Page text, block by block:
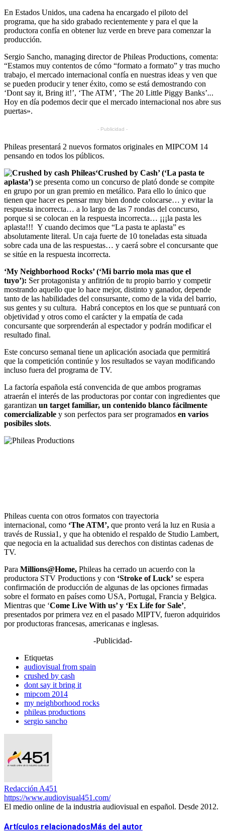
En Estados Unidos, una cadena ha encargado el piloto del
programa, que ha sido grabado recientemente y para el que la
productora confía en obtener luz verde en breve para comenzar la
producción.
Sergio Sancho, managing director de Phileas Productions, comenta:
“Estamos muy contentos de cómo “formato a formato” y tras mucho
trabajo, el mercado internacional confía en nuestras ideas y ven que
se pueden producir y tener éxito, como se está demostrando con
‘Dont say it, Bring it!’, ‘The ATM’, ‘The 20 Little Piggy Banks’...
Hoy en día podemos decir que el mercado internacional nos abre sus
puertas».
- Publicidad -
Phileas presentará 2 nuevos formatos originales en MIPCOM 14
pensando en todos los públicos.
‘Crushed by Cash’ (‘La pasta te
aplasta’) se presenta como un concurso de plató donde se compite
en grupo por un gran premio en metálico. Para ello lo único que
tienen que hacer es pensar muy bien donde colocarse… y evitar la
respuesta incorrecta… a lo largo de las 7 rondas del concurso,
porque si se colocan en la respuesta incorrecta… ¡¡¡la pasta les
aplasta!!! Y cuando decimos que “La pasta te aplasta” es
absolutamente literal. Un caja fuerte de 10 toneladas esta situada
sobre cada una de las respuestas… y caerá sobre el concursante que
se sitúe en la respuesta incorrecta.
‘My Neighborhood Rocks’ (‘Mi barrio mola mas que el
tuyo’): Ser protagonista y anfitrión de tu propio barrio y competir
mostrando aquello que lo hace mejor, distinto y ganador, depende
tanto de las habilidades del consursante, como de la vida del barrio,
sus gentes y su cultura. Habrá conceptos en los que se puntuará con
objetividad y otros como el carácter y la empatía de cada
concursante que sorprenderán al espectador y podrán modificar el
resultado final.
Este concurso semanal tiene un aplicación asociada que permitirá
que la competición continúe y los resultados se vayan modificando
incluso fuera del programa de TV.
La factoría española está convencida de que ambos programas
atraerán el interés de las productoras por contar con ingredientes que
garantizan un target familiar, un contenido blanco fácilmente
comercializable y son perfectos para ser programados en varios
posibiles slots.
Phileas cuenta con otros formatos con trayectoria
internacional, como ‘The ATM’, que pronto verá la luz en Rusia a
través de Russia1, y que ha obtenido el respaldo de Studio Lambert,
que negocia en la actualidad sus derechos con distintas cadenas de
TV.
Para Millions@Home, Phileas ha cerrado un acuerdo con la
productora STV Productions y con ‘Stroke of Luck’ se espera
confirmación de producción de algunas de las opciones firmadas
sobre el formato en países como USA, Portugal, Francia y Belgica.
Mientras que ‘Come Live With us’ y ‘Ex Life for Sale’,
presentados por primera vez en el pasado MIPTV, fueron adquiridos
por productoras francesas, americanas e inglesas.
-Publicidad-
Etiquetas
audiovisual from spain
crushed by cash
dont say it bring it
mipcom 2014
my neighborhood rocks
phileas productions
sergio sancho
Redacción A451
https://www.audiovisual451.com/
El medio online de la industria audiovisual en español. Desde 2012.
Artículos relacionadosMás del autor